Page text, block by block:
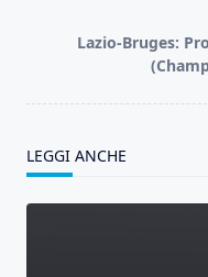
reader-
text">Page</span>
Lazio-Bruges:
LEGGI ANCHE